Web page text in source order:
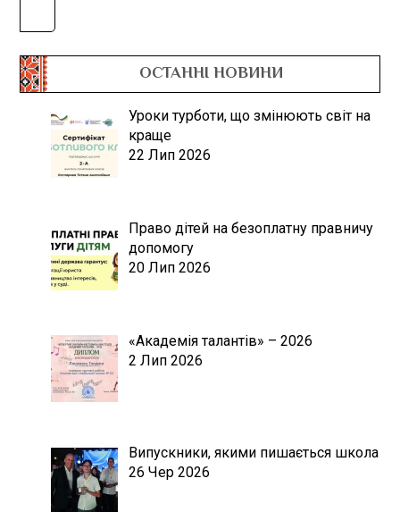
ОСТАННІ НОВИНИ
Уроки турботи, що змінюють світ на
краще
22 Лип 2026
Право дітей на безоплатну правничу
допомогу
20 Лип 2026
«Академія талантів» – 2026
2 Лип 2026
Випускники, якими пишається школа
26 Чер 2026